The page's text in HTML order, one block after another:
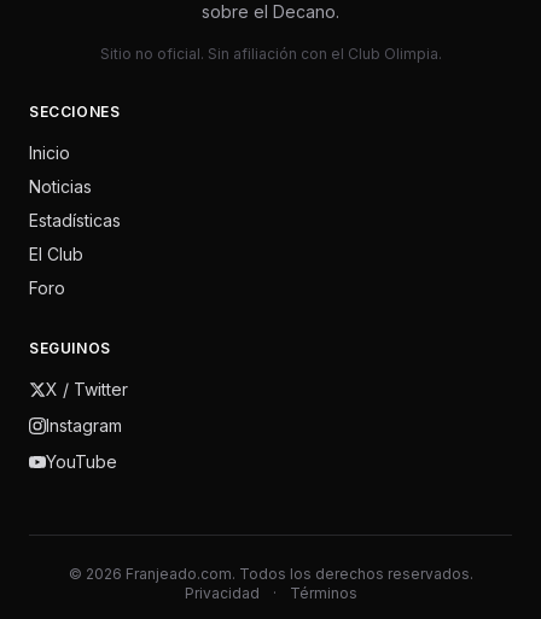
sobre el Decano.
Sitio no oficial. Sin afiliación con el Club Olimpia.
SECCIONES
Inicio
Noticias
Estadísticas
El Club
Foro
SEGUINOS
X / Twitter
Instagram
YouTube
© 2026 Franjeado.com. Todos los derechos reservados.
Privacidad
· Términos